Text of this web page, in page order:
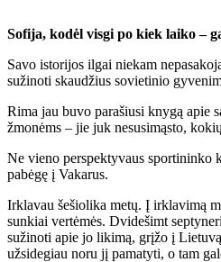
Sofija, kodėl visgi po kiek laiko –
Savo istorijos ilgai niekam
sužinoti skaudžius sovietinio
Rima jau buvo parašiusi knygą apie
žmonėms – jie juk nesusimąsto,
Ne vieno perspektyvaus sportininko
pabėgę į Vakarus.
Irklavau šešiolika metų. Į irklavimą
sunkiai vertėmės. Dvidešimt
sužinoti apie jo likimą, grįžo į
užsidegiau noru jį pamatyti, o tam